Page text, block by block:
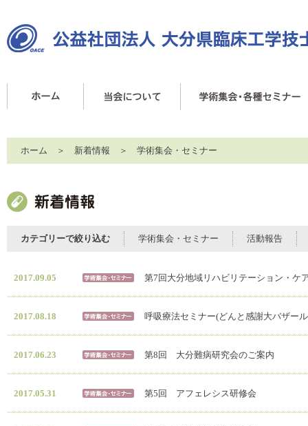
ホーム ＞ 新着情報 ＞ 学術集会・セミナー
カテゴリーで絞り込む 学術集会・セミナー 活動報告
2017.09.05 第7回大分地域リハビリテーション・ケ
2017.08.18 呼吸療法セミナー(どんと感謝大バザー
2017.06.23 第8回 大分難病研究会のご案内
2017.05.31 第5回 アフェレシス研修会